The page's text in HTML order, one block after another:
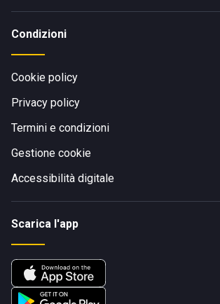
Condizioni
Cookie policy
Privacy policy
Termini e condizioni
Gestione cookie
Accessibilità digitale
Scarica l'app